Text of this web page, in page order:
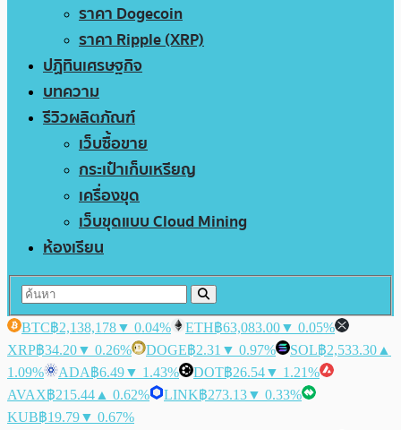
ราคา Dogecoin
ราคา Ripple (XRP)
ปฏิทินเศรษฐกิจ
บทความ
รีวิวผลิตภัณฑ์
เว็บซื้อขาย
กระเป๋าเก็บเหรียญ
เครื่องขุด
เว็บขุดแบบ Cloud Mining
ห้องเรียน
BTC฿2,138,178▼ 0.04% ETH฿63,083.00▼ 0.05%
XRP฿34.20▼ 0.26% DOGE฿2.31 ▼ 0.97% SOL฿2,533.30 ▲
1.09%
ADA฿6.49▼ 1.43% DOT฿26.54▼ 1.21%
AVAX฿215.44 ▲ 0.62% LINK฿273.13▼ 0.33%
KUB฿19.79▼ 0.67%